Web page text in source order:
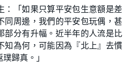
：「如果只算平安包生意額是差
同周邊，我們的平安包玩偶，甚
部分有升幅。近半年的人流是比
知為何，可能因為『北上』去慣
歸真。」